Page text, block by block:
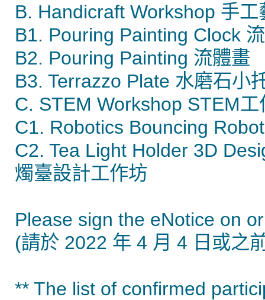
B. Handicraft Workshop 手工
B1. Pouring Painting Clock
B2. Pouring Painting 流體畫
B3. Terrazzo Plate 水磨石小
C. STEM Workshop STEM工
C1. Robotics Bouncing
C2. Tea Light Holder 3D
燭臺設計工作坊
Please sign the eNotice on
(請於 2022 年 4 月 4 日或之
** The list of confirmed